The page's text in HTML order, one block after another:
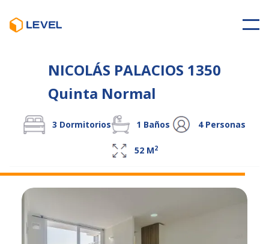
NICOLÁS PALACIOS 1350
Quinta Normal
3 Dormitorios 1 Baños 4Personas
52 M2